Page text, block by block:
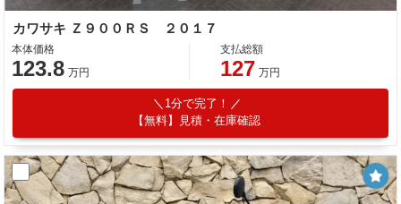
カワサキ Ｚ９００ＲＳ ２０１７
本体価格
123.8 万円
支払総額
127 万円
1分で完了！
【無料】見積・在庫確認